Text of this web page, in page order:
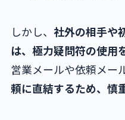
しかし、 社外の相手や
は、極力疑問符の使用
営業メールや依頼メー
頼に直結するため、慎